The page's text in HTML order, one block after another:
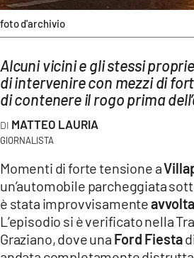
LAC NETWORK
LAC ONAIR
LaC
Network
LACPLAY.IT
LACTV.IT
LACITYMAG.IT
ILREGGINO.IT
COSENZACHANNEL.IT
foto d'archivio
Alcuni vicini e gli stessi
di intervenire con mezzi di
di contenere il rogo prima
MATTEO LAURIA
GIORNALISTA
Momenti di forte tensione a
un’automobile parcheggiata
è stata improvvisamente
L’episodio si è verificato nella
Graziano, dove una Ford Fiesta